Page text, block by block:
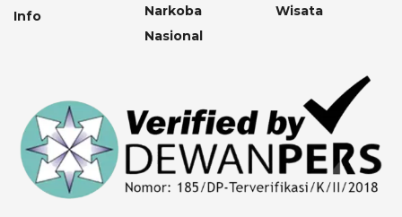
Info
Narkoba
Nasional
Wisata